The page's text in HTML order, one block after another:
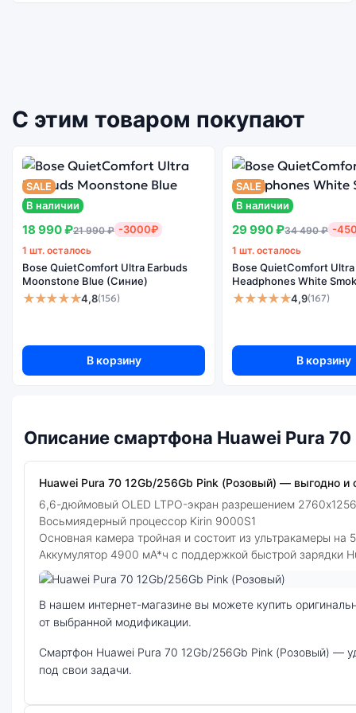
С этим товаром покупают
SALE
В наличии
18 990 ₽21 990 ₽ -3000₽
1 шт. осталось
Bose QuietComfort Ultra Earbuds
Moonstone Blue (Синие)
★★★★★4,8(156)
В корзину
SALE
В наличии
29 990 ₽34 490 ₽ -
1 шт. осталось
Bose QuietComfort Ultra
Headphones White
★★★★★4,9(167)
В корзину
Описание смартфона Huawei Pura
Huawei Pura 70 12Gb/256Gb Pink (Розовый) — выгодно и
6,6-дюймовый OLED LTPO-экран разрешением 2760х1256
Восьмиядерный процессор Kirin 9000S1
Основная камера тройная и состоит из ультракамеры
Аккумулятор 4900 мА*ч с поддержкой быстрой зарядки
В нашем интернет-магазине вы можете купить оригинальный смартфон Huawei Pura 70 12Gb/256Gb Pink (Розовый) по выгодной цене. Стоимость смартфона Huawei Pura 70 зависит
от выбранной модификации.
смартфон Huawei Pura 70 12Gb/256Gb Pink (Розовый) — удачное сочетание цены, производительности и дизайна. Модель доступна в разных конфигурациях и цветах — выбирайте
под свои задачи.